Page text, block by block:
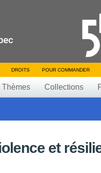
DROITS POUR COMMANDER
Thèmes Collections
et